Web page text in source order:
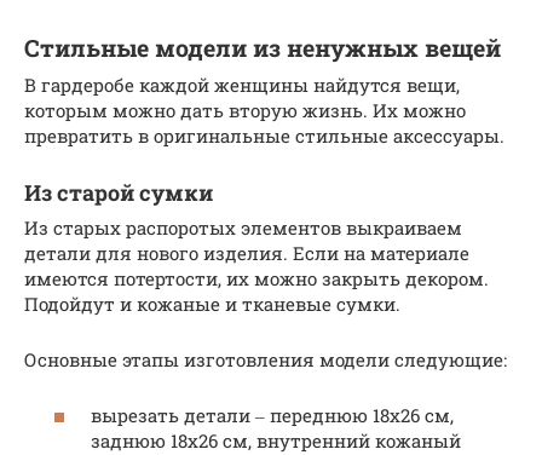
Стильные модели из ненужных вещей
В гардеробе каждой женщины найдутся вещи,
которым можно дать вторую жизнь. Их можно
превратить в оригинальные стильные аксессуары.
Из старой сумки
Из старых распоротых элементов выкраиваем
детали для нового изделия. Если на материале
имеются потертости, их можно закрыть декором.
Подойдут и кожаные и тканевые сумки.
Основные этапы изготовления модели следующие:
вырезать детали ‒ переднюю 18х26 см,
заднюю 18х26 см, внутренний кожаный